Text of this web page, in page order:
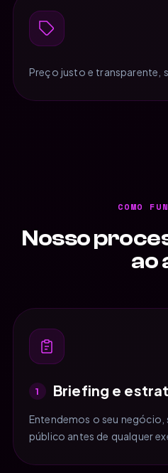
Preço justo e transparente,
COMO
Nosso
ao
1 Briefing e
Entendemos o seu negócio,
público antes de qualquer